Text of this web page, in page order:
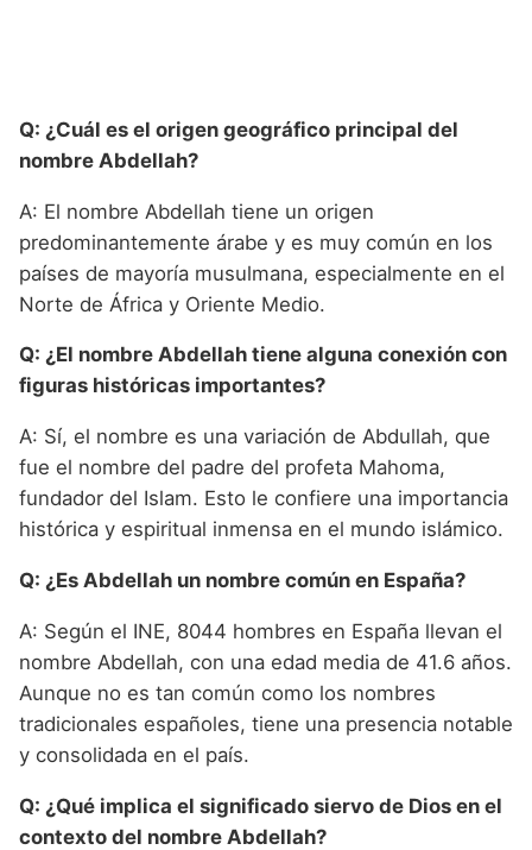
Q: ¿Cuál es el origen geográfico principal del
nombre Abdellah?
A: El nombre Abdellah tiene un origen
predominantemente árabe y es muy común en los
países de mayoría musulmana, especialmente en el
Norte de África y Oriente Medio.
Q: ¿El nombre Abdellah tiene alguna conexión con
figuras históricas importantes?
A: Sí, el nombre es una variación de Abdullah, que
fue el nombre del padre del profeta Mahoma,
fundador del Islam. Esto le confiere una importancia
histórica y espiritual inmensa en el mundo islámico.
Q: ¿Es Abdellah un nombre común en España?
A: Según el INE, 8044 hombres en España llevan el
nombre Abdellah, con una edad media de 41.6 años.
Aunque no es tan común como los nombres
tradicionales españoles, tiene una presencia notable
y consolidada en el país.
Q: ¿Qué implica el significado siervo de Dios en el
contexto del nombre Abdellah?